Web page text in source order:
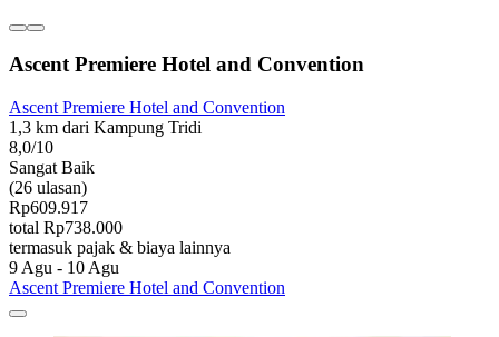
Ascent Premiere Hotel and Convention
Ascent Premiere Hotel and Convention
1,3 km dari Kampung Tridi
8,0/10
Sangat Baik
(26 ulasan)
Rp609.917
total Rp738.000
termasuk pajak & biaya lainnya
9 Agu - 10 Agu
Ascent Premiere Hotel and Convention